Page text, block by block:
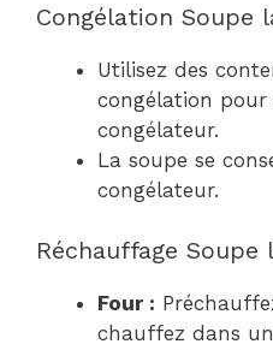
Congélation Soupe
Utilisez des
congélation
congélateur.
La soupe se
congélateur.
Réchauffage Soupe
Four :
chauffez dans